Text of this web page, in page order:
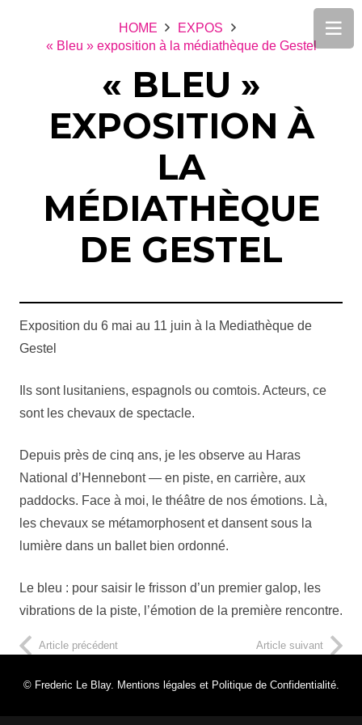
HOME
EXPOS
« Bleu » exposition à la médiathèque de Gestel
« BLEU »
EXPOSITION À
LA
MÉDIATHÈQUE
DE GESTEL
Exposition du 6 mai au 11 juin à la Mediathèque de
Gestel
Ils sont lusitaniens, espagnols ou comtois. Acteurs, ce
sont les chevaux de spectacle.
Depuis près de cinq ans, je les observe au Haras
National d’Hennebont — en piste, en carrière, aux
paddocks. Face à moi, le théâtre de nos émotions. Là,
les chevaux se métamorphosent et dansent sous la
lumière dans un ballet bien ordonné.
Le bleu : pour saisir le frisson d’un premier galop, les
vibrations de la piste, l’émotion de la première rencontre.
Article précédent Article suivant
© Frederic Le Blay. Mentions légales et Politique de Confidentialité.